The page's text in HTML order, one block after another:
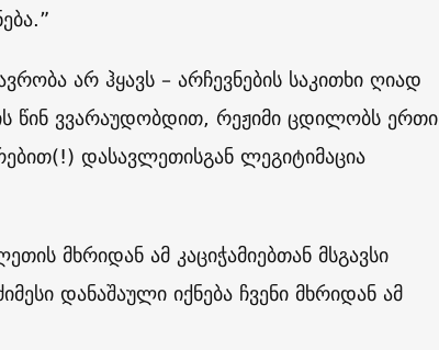
არ ჰყავს – არჩევნების საკითხი ღიად
წინ ვვარაუდობდით, რეჟიმი ცდილობს ერთი
დასავლეთისგან ლეგიტიმაცია
მხრიდან ამ კაციჭამიებთან მსგავსი
დანაშაული იქნება ჩვენი მხრიდან ამ